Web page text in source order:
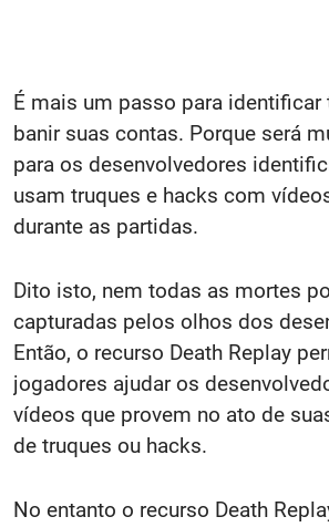
É mais um passo para identificar
banir suas contas. Porque será
para os desenvolvedores
usam truques e hacks com
durante as partidas.
Dito isto, nem todas as mortes
capturadas pelos olhos dos
Então, o recurso Death Replay
jogadores ajudar os
vídeos que provem no ato de
de truques ou hacks.
No entanto o recurso Death